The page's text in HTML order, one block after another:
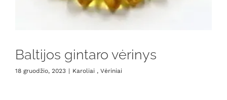
Baltijos gintaro vėrinys
18 gruodžio, 2023 | Karoliai , Vėriniai